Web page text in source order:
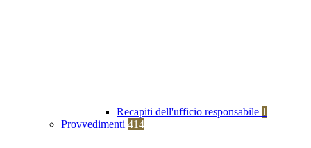
Recapiti dell'ufficio responsabile 1
Provvedimenti 414